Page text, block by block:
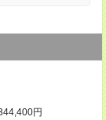
円